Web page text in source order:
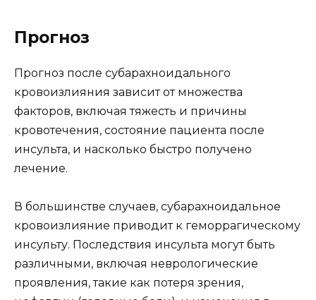
Прогноз
Прогноз после субарахноидального
кровоизлияния зависит от множества
факторов, включая тяжесть и причины
кровотечения, состояние пациента после
инсульта, и насколько быстро получено
лечение.
В большинстве случаев, субарахноидальное
кровоизлияние приводит к геморрагическому
инсульту. Последствия инсульта могут быть
различными, включая неврологические
проявления, такие как потеря зрения,